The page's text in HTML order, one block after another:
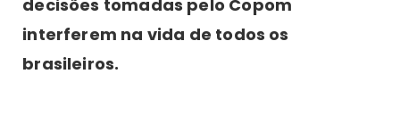
decisões tomadas pelo Copom
interferem na vida de todos os
brasileiros.